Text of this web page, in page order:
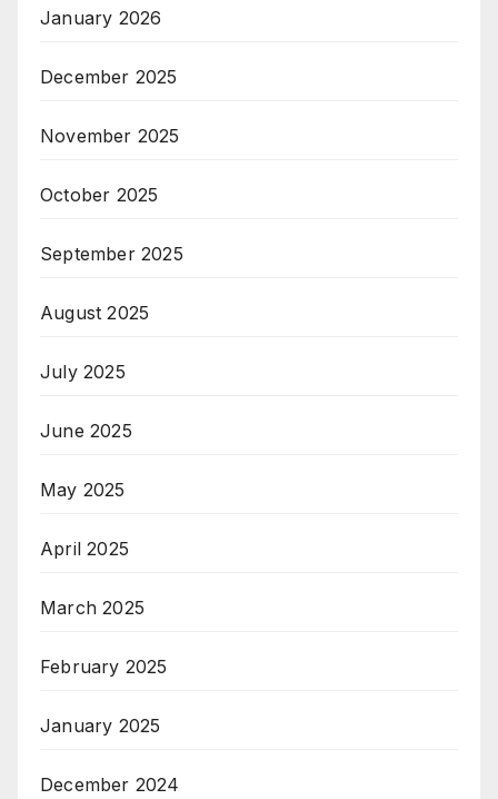
January 2026
December 2025
November 2025
October 2025
September 2025
August 2025
July 2025
June 2025
May 2025
April 2025
March 2025
February 2025
January 2025
December 2024